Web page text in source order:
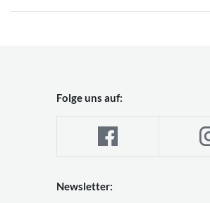
Folge uns auf:
Newsletter: